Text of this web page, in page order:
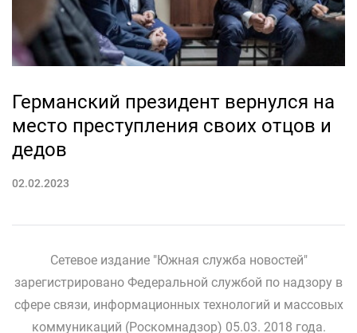
Германский президент вернулся на
место преступления своих отцов и
дедов
02.02.2023
Сетевое издание "Южная служба новостей"
зарегистрировано Федеральной службой по надзору в
сфере связи, информационных технологий и массовых
коммуникаций (Роскомнадзор) 05.03. 2018 года.